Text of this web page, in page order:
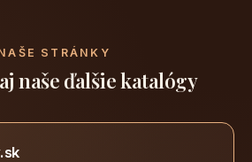
STRÁNKY
naše ďalšie katalógy